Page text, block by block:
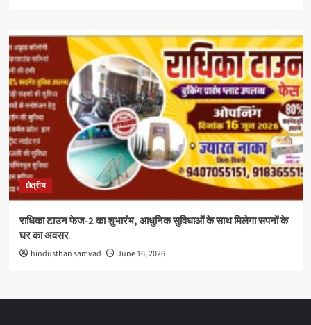
क्षेत्रीय
राधिका टाउन फेज-2 का शुभारंभ, आधुनिक सुविधाओं के साथ मिलेगा सपनों के
घर का अवसर
hindusthan samvad June 16, 2026